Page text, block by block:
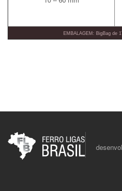
EMBALAGEM: BigBag de